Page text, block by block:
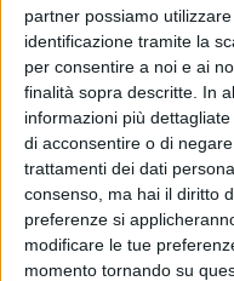
partner possiamo
identificazione tramite la
per consentire a noi e ai
finalità sopra descritte. In
informazioni più
di acconsentire o di negare
trattamenti dei dati
consenso, ma hai il diritto
preferenze si
modificare le tue
momento tornando su
mette a disposizione
cinque uffici sopra
un “ticket elettronico”
sportello da remoto
tramite l’app “Ufficio
senza la necessità di
dell’orario sia per il
Poste Italiane ribadisce
muniti di appositi
Per ulteriori
www.poste.it o